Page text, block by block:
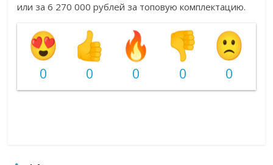
или за 6 270 000 рублей за топовую комплектацию.
0 0 0 0 0